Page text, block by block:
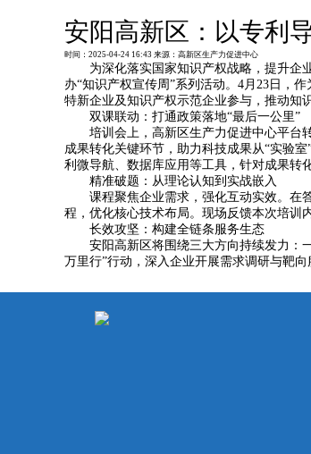
安阳高新区：以专利
时间： 2025-04-24 16:43 来源： 高新区生产力促进中心
为深化落实国家知识产权战略，提升企业
办“知识产权宣传周”系列活动。4月23日，
特新企业及知识产权示范企业参与，推动知
双课联动：打通政策落地“最后一公里”
培训会上，高新区生产力促进中心平台转
成果转化关键环节，助力科技成果从“实验
利微导航、数据库应用等工具，针对成果转
精准破题：从理论认知到实战嵌入
课程聚焦企业需求，强化互动实效。在答
程，优化核心技术布局。现场反馈本次培训
长效攻坚：构建全链条服务生态
安阳高新区将围绕三大方向持续发力：一
万里行”行动，深入企业开展需求调研与靶